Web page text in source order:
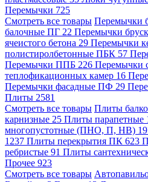
Перемычки 725
Смотреть все товары Перемычки
балочные ПГ 22 Перемычки
ячеистого бетона 29 Перемычки
полистиролбетонные ПБК 57
Перемычки ППБ 226 Перемычки
теплофикационных камер 16
Перемычки фасадные ПФ 29
Плиты 2581
Смотреть все товары Плиты
карнизные 25 Плиты парапетные
многопустотные (ПНО, П, НВ)
1237 Плиты перекрытия ПК 623
ребристые 91 Плиты
Прочее 923
Смотреть все товары